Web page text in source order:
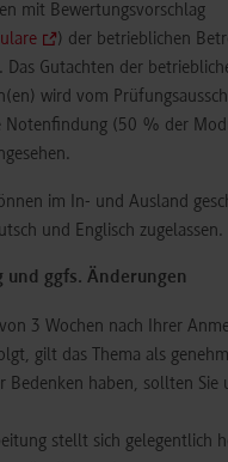
mit Bewertungsvorschlag
) der betrieblichen
Das Gutachten der
wird vom
Notenfindung (50 % der
im In- und Ausland
und Englisch zugelassen.
und ggfs. Änderungen
3 Wochen nach Ihrer
gilt das Thema als
Bedenken haben, sollten Sie
stellt sich gelegentlich